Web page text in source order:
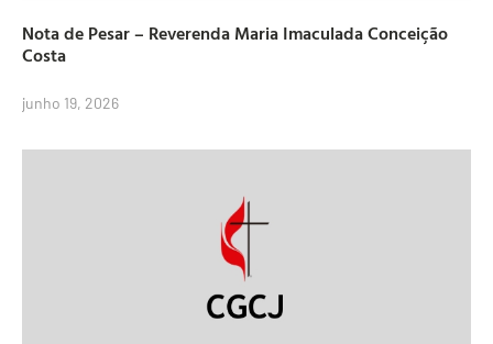
Nota de Pesar – Reverenda Maria Imaculada Conceição
Costa
junho 19, 2026